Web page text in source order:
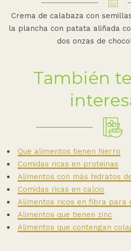
Crema de calabaza con
la plancha con patata aliñada
dos onzas de
También
Que alimentos tienen hierro
Comidas ricas en proteinas
Alimentos con más hidratos
Comidas ricas en calcio
Alimentos ricos en fibra para
Alimentos que tienen zinc
Alimentos que contengan